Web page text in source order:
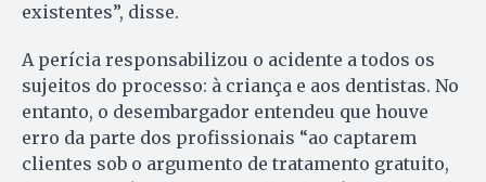
existentes”, disse.
A perícia responsabilizou o acidente a todos os
sujeitos do processo: à criança e aos dentistas. No
entanto, o desembargador entendeu que houve
erro da parte dos profissionais “ao captarem
clientes sob o argumento de tratamento gratuito,